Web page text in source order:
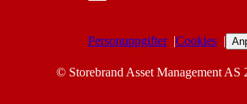
Personuppgifter Cookies
© Storebrand Asset Management AS